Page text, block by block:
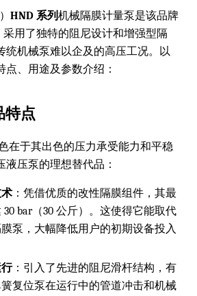
HND 系列机械隔膜计量泵是该品牌
采用了独特的阻尼设计和增强型隔
统机械泵难以企及的高压工况。以
、用途及参数介绍：
特点
在于其出色的压力承受能力和平稳
液压泵的理想替代品：
：凭借优质的改性隔膜组件，其最
bar（30 公斤）。这使得它能取代
泵，大幅降低用户的初期设备投入
：引入了先进的阻尼滑杆结构，有
复位泵在运行中的管道冲击和机械